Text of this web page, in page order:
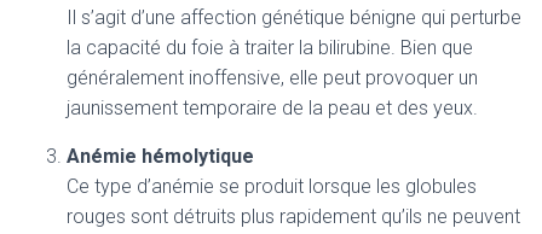
Il s’agit d’une affection génétique bénigne qui perturbe
la capacité du foie à traiter la bilirubine. Bien que
généralement inoffensive, elle peut provoquer un
jaunissement temporaire de la peau et des yeux.
Anémie hémolytique
Ce type d’anémie se produit lorsque les globules
rouges sont détruits plus rapidement qu’ils ne peuvent